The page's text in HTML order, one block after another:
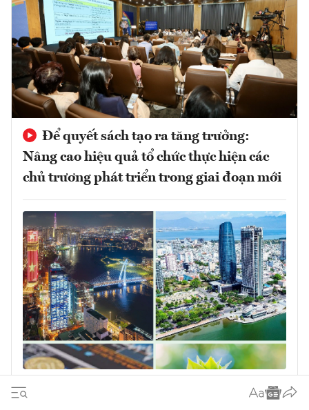
Để quyết sách tạo ra tăng trưởng:
Nâng cao hiệu quả tổ chức thực hiện các
chủ trương phát triển trong giai đoạn mới
Quyết sách đúng phải được chuyển hóa